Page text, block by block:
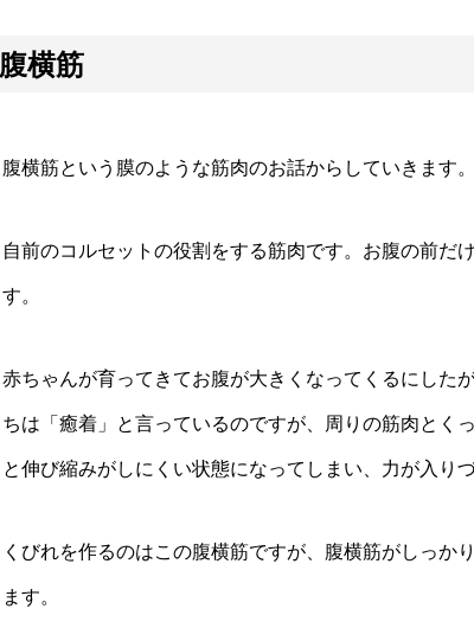
腹横筋
腹横筋という膜のような筋肉のお話からしていきます。
自前のコルセットの役割をする筋肉です。お腹の前だ
す。
赤ちゃんが育ってきてお腹が大きくなってくるにした
ちは「癒着」と言っているのですが、周りの筋肉とく
と伸び縮みがしにくい状態になってしまい、力が入り
くびれを作るのはこの腹横筋ですが、腹横筋がしっか
ます。